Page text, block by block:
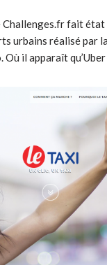
fait état
urbains réalisé par
Où il apparaît